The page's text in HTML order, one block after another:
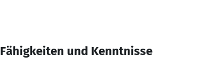
Fähigkeiten und Kenntnisse